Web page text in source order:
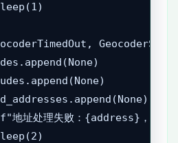
地址处理失败：{address}，原因